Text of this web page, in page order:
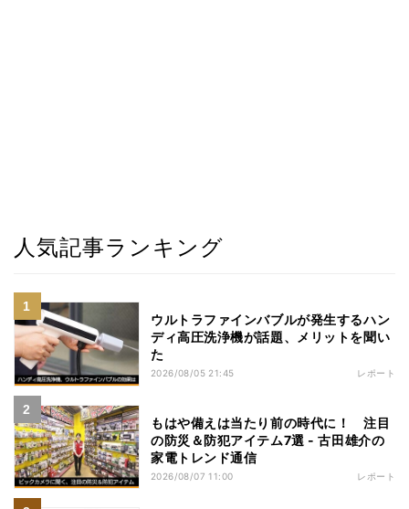
人気記事ランキング
ウルトラファインバブルが発生するハン
ディ高圧洗浄機が話題、メリットを聞い
た
2026/08/05 21:45 レポート
もはや備えは当たり前の時代に！ 注目
の防災＆防犯アイテム7選 - 古田雄介の
家電トレンド通信
2026/08/07 11:00 レポート